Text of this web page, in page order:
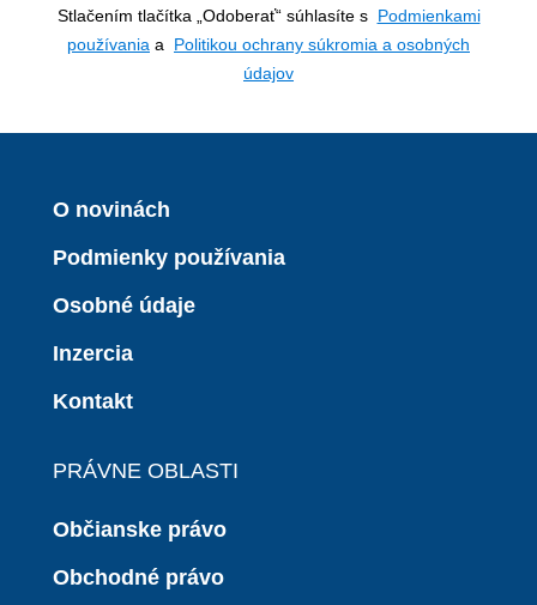
Stlačením tlačítka „Odoberať“ súhlasíte s Podmienkami
používania a Politikou ochrany súkromia a osobných
údajov
O novinách
Podmienky používania
Osobné údaje
Inzercia
Kontakt
PRÁVNE OBLASTI
Občianske právo
Obchodné právo